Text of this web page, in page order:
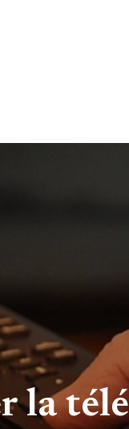
la